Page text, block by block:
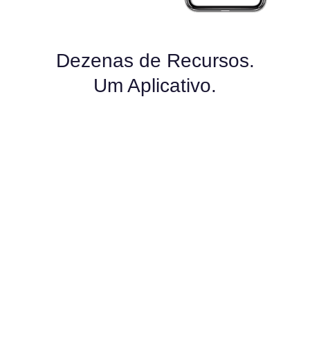
Dezenas de Recursos.
Um Aplicativo.